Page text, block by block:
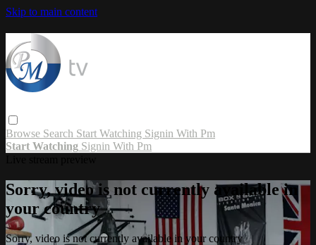
Skip to main content
Browse Search Start Watching Signin With Pm
Start Watching Signin With Pm
Sorry, video is not currently available in
your country
Sorry, video is not currently available in your country